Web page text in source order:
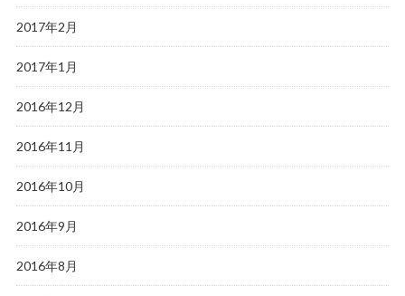
2017年2月
2017年1月
2016年12月
2016年11月
2016年10月
2016年9月
2016年8月